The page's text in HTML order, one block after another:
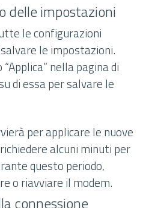
delle impostazioni
le configurazioni
le impostazioni.
“Applica” nella pagina di
di essa per salvare le
per applicare le nuove
alcuni minuti per
questo periodo,
o riavviare il modem.
connessione